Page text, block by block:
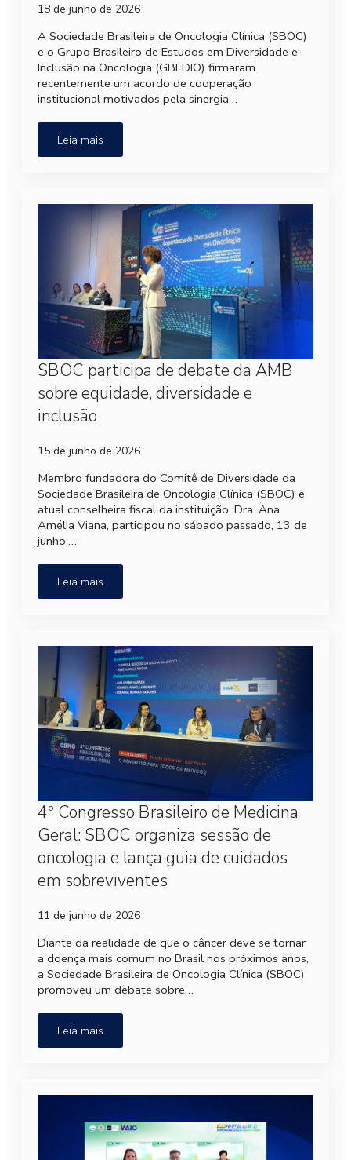
18 de junho de 2026
A Sociedade Brasileira de Oncologia Clínica (SBOC)
e o Grupo Brasileiro de Estudos em Diversidade e
Inclusão na Oncologia (GBEDIO) firmaram
recentemente um acordo de cooperação
institucional motivados pela sinergia…
Leia mais
SBOC participa de debate da AMB
sobre equidade, diversidade e
inclusão
15 de junho de 2026
Membro fundadora do Comitê de Diversidade da
Sociedade Brasileira de Oncologia Clínica (SBOC) e
atual conselheira fiscal da instituição, Dra. Ana
Amélia Viana, participou no sábado passado, 13 de
junho,…
Leia mais
4º Congresso Brasileiro de Medicina
Geral: SBOC organiza sessão de
oncologia e lança guia de cuidados
em sobreviventes
11 de junho de 2026
Diante da realidade de que o câncer deve se tornar
a doença mais comum no Brasil nos próximos anos,
a Sociedade Brasileira de Oncologia Clínica (SBOC)
promoveu um debate sobre…
Leia mais